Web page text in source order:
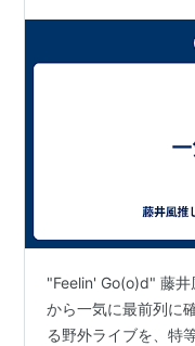
"Feelin' Go(o)d" 藤井
から一気に最前列に
る野外ライブを、特